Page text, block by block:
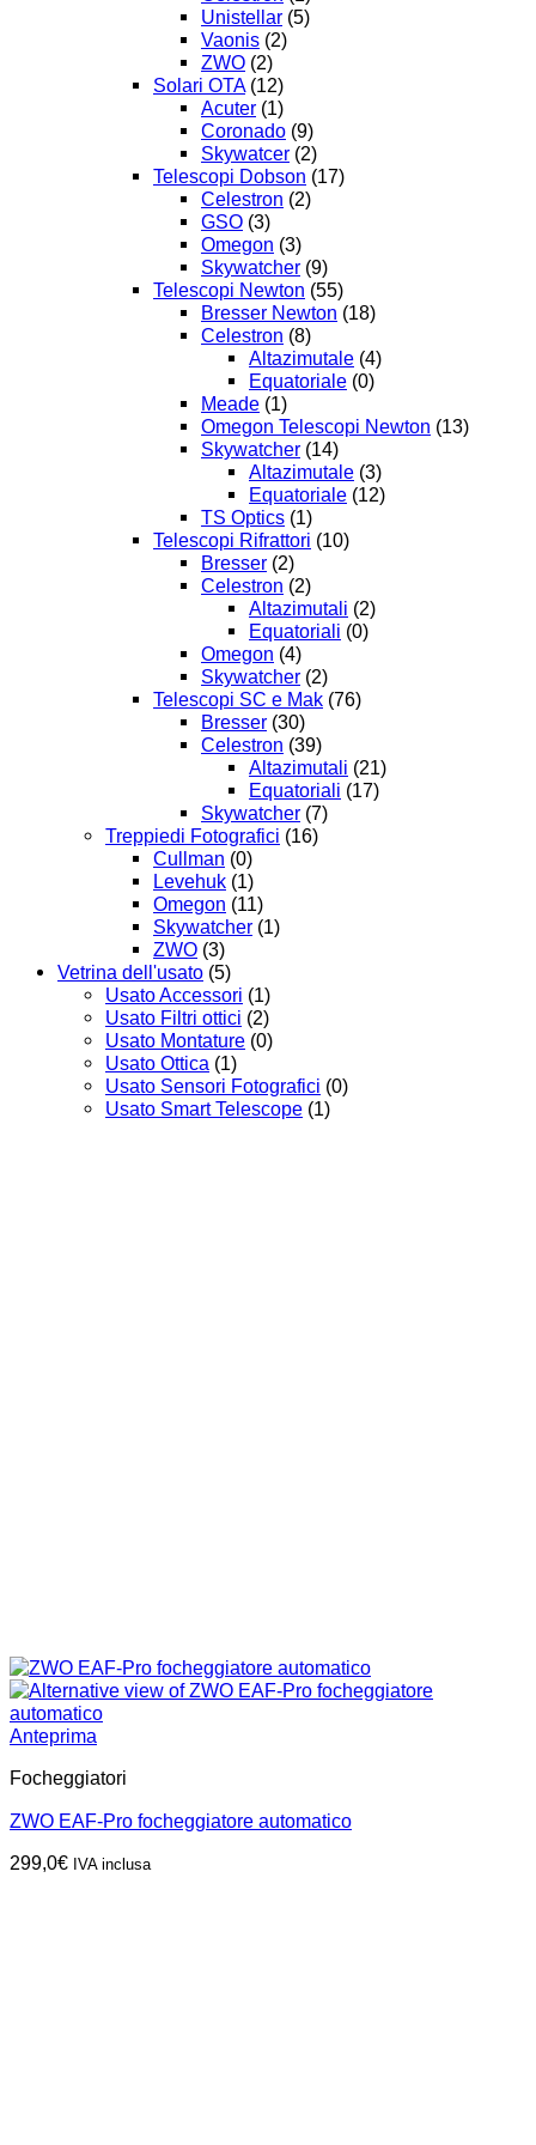
Unistellar (5)
Vaonis (2)
ZWO (2)
Solari OTA (12)
Acuter (1)
Coronado (9)
Skywatcer (2)
Telescopi Dobson (17)
Celestron (2)
GSO (3)
Omegon (3)
Skywatcher (9)
Telescopi Newton (55)
Bresser Newton (18)
Celestron (8)
Altazimutale (4)
Equatoriale (0)
Meade (1)
Omegon Telescopi Newton (13)
Skywatcher (14)
Altazimutale (3)
Equatoriale (12)
TS Optics (1)
Telescopi Rifrattori (10)
Bresser (2)
Celestron (2)
Altazimutali (2)
Equatoriali (0)
Omegon (4)
Skywatcher (2)
Telescopi SC e Mak (76)
Bresser (30)
Celestron (39)
Altazimutali (21)
Equatoriali (17)
Skywatcher (7)
Treppiedi Fotografici (16)
Cullman (0)
Levehuk (1)
Omegon (11)
Skywatcher (1)
ZWO (3)
Vetrina dell'usato (5)
Usato Accessori (1)
Usato Filtri ottici (2)
Usato Montature (0)
Usato Ottica (1)
Usato Sensori Fotografici (0)
Usato Smart Telescope (1)
Anteprima
Focheggiatori
ZWO EAF-Pro focheggiatore automatico
299,0€ IVA inclusa